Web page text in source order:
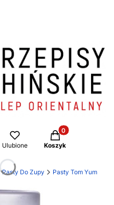
Ulubione
Produkty w
Koszyk
Pasty Do Zupy Pasty Tom Yum